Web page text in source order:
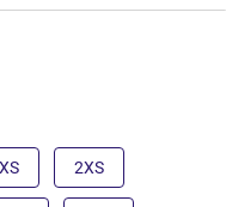
2XS